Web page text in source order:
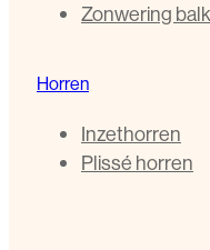
Zonwering
Horren
Inzethorren
Plissé horren